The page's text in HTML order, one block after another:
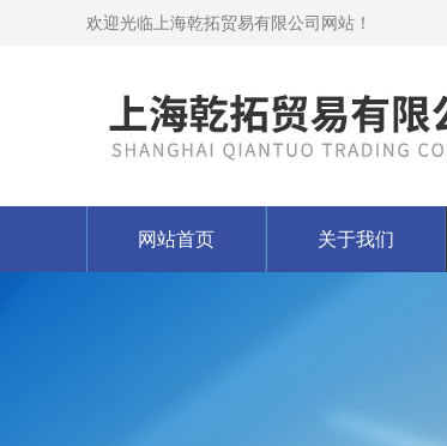
欢迎光临上海乾拓贸易有限公司网站！
网站首页 关于我们